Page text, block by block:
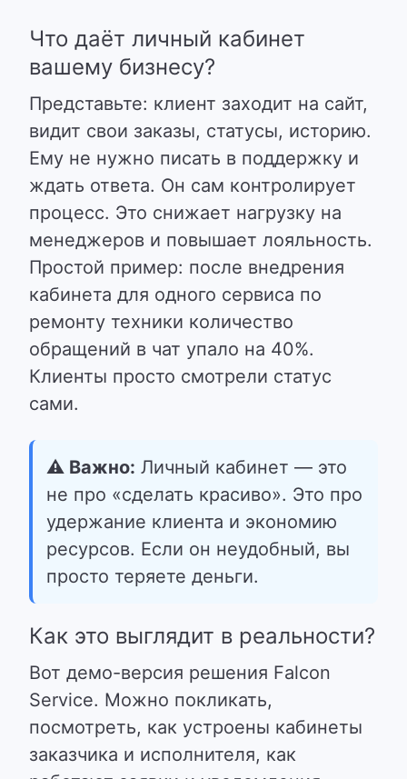
Что даёт личный кабинет
вашему бизнесу?
Представьте: клиент заходит на сайт,
видит свои заказы, статусы, историю.
Ему не нужно писать в поддержку и
ждать ответа. Он сам контролирует
процесс. Это снижает нагрузку на
менеджеров и повышает лояльность.
Простой пример: после внедрения
кабинета для одного сервиса по
ремонту техники количество
обращений в чат упало на 40%.
Клиенты просто смотрели статус
сами.
⚠️ Важно: Личный кабинет — это
не про «сделать красиво». Это про
удержание клиента и экономию
ресурсов. Если он неудобный, вы
просто теряете деньги.
Как это выглядит в реальности?
Вот демо-версия решения Falcon
Service. Можно покликать,
посмотреть, как устроены кабинеты
заказчика и исполнителя, как